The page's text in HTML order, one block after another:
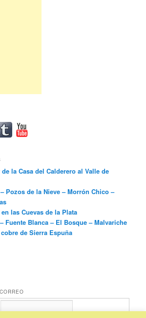
la Casa del Calderero al Valle de
Pozos de la Nieve – Morrón Chico –
las Cuevas de la Plata
Fuente Blanca – El Bosque – Malvariche
de Sierra Espuña